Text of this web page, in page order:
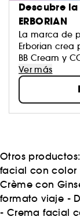
Descubre
ERBORIAN
La marca de
Erborian crea
BB Cream y
cuidado de la
Estos
la marca:
¡ES TU PIEL,
Ver más
Otros productos:
facial con color
Crème con
formato viaje -
- Crema facial